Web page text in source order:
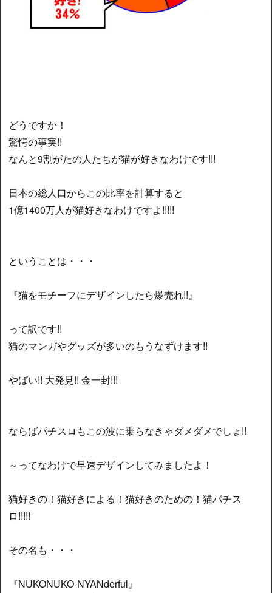
どうですか！
驚愕の事実!!
なんと9割がたの人たちが猫が好きなわけです!!!
日本の総人口からこの比率を計算すると
1億1400万人が猫好きなわけですよ!!!!!
ということは・・・
『猫をモチーフにデザインしたら爆売れ!!』
って訳です!!
猫のマンガやグッズが多いのもうなずけます!!
やばい!! 大発見!! 金一封!!!
ならばパチスロもこの波に乗らなきゃダメダメでしょ!!
～ってなわけで早速デザインしてみましたよ！
猫好きの！猫好きによる！猫好きのための！猫パチス
ロ!!!!!
その名も・・・
『NUKONUKO-NYANderful』